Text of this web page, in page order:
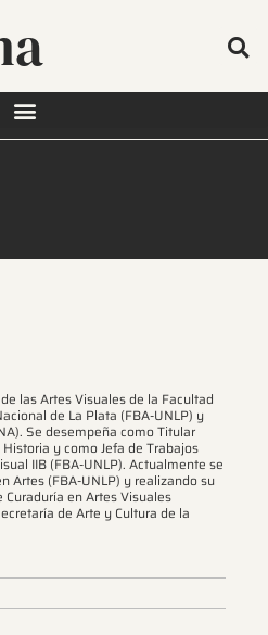
las Artes Visuales de la Facultad
de La Plata (FBA-UNLP) y
Se desempeña como Titular
y como Jefa de Trabajos
IIB (FBA-UNLP). Actualmente se
Artes (FBA-UNLP) y realizando su
en Artes Visuales
de Arte y Cultura de la